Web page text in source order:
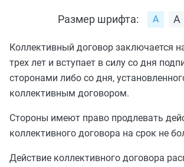
Размер шрифта:
Коллективный договор заключается
трех лет и вступает в силу со дня
сторонами либо со дня,
коллективным договором.
Стороны имеют право продлевать
коллективного договора на срок не
Действие коллективного договора